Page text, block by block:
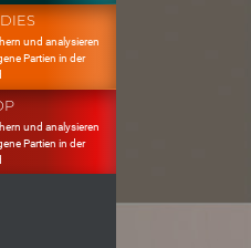
und analysieren
Partien in der
und analysieren
Partien in der